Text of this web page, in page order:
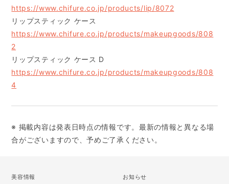
https://www.chifure.co.jp/products/lip/8072
リップスティック ケース
https://www.chifure.co.jp/products/makeupgoods/808
2
リップスティック ケース D
https://www.chifure.co.jp/products/makeupgoods/808
4
※ 掲載内容は発表日時点の情報です。最新の情報と異なる場
合がございますので、予めご了承ください。
美容情報 お知らせ